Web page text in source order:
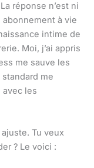
réponse n’est ni
à vie
intime de
Moi, j’ai appris
me sauve les
me
avec les
Tu veux
? Le voici :